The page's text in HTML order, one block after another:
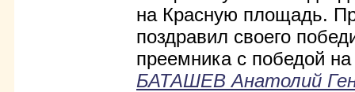
на Красную площадь.
поздравил своего
преемника с победой
БАТАШЕВ Анатолий